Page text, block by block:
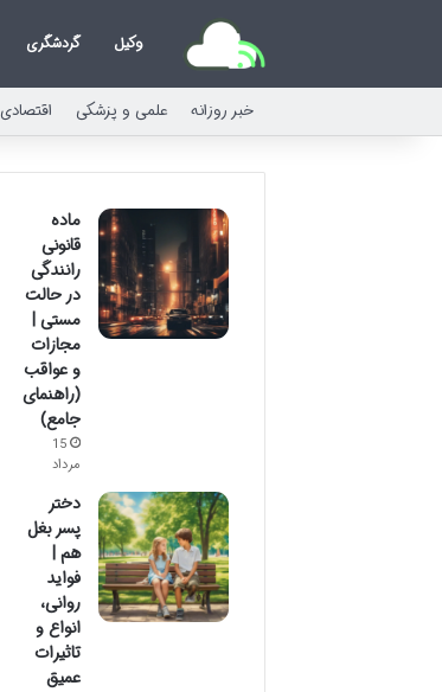
وکیل گردشگری
خبر روزانه علمی و پزشکی اقتصادی
ماده
قانونی
رانندگی
در حالت
مستی |
مجازات
و عواقب
(راهنمای
جامع)
15
مرداد
دختر
پسر بغل
هم |
فواید
روانی،
انواع و
تاثیرات
عمیق